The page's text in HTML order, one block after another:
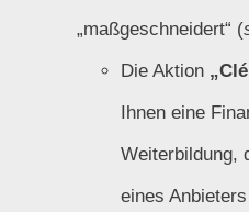
„maßgeschneidert“ (
Die Aktion
Ihnen eine
Weiterbildung,
eines